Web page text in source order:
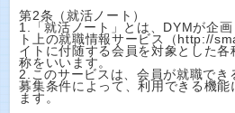
第2条（就活ノート）
1.「就活ノート」とは、DYMが企
ト上の就職情報サービス（http://
イトに付随する会員を対象とした
称をいいます。
2.このサービスは、会員が就職でき
募集条件によって、利用できる機能
ます。